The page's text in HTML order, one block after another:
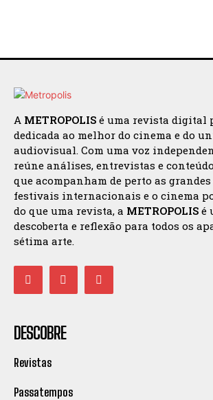
A METROPOLIS é uma revista digital
dedicada ao melhor do cinema e do
audiovisual. Com uma voz
reúne análises, entrevistas e
que acompanham de perto as grandes
festivais internacionais e o cinema
do que uma revista, a METROPOLIS é
descoberta e reflexão para todos os
sétima arte.
DESCOBRE
Revistas
Passatempos